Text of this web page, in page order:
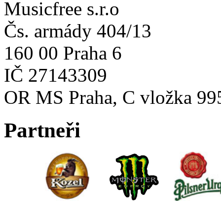
Musicfree s.r.o
Čs. armády 404/13
160 00 Praha 6
IČ 27143309
OR MS Praha, C vložka
Partneři